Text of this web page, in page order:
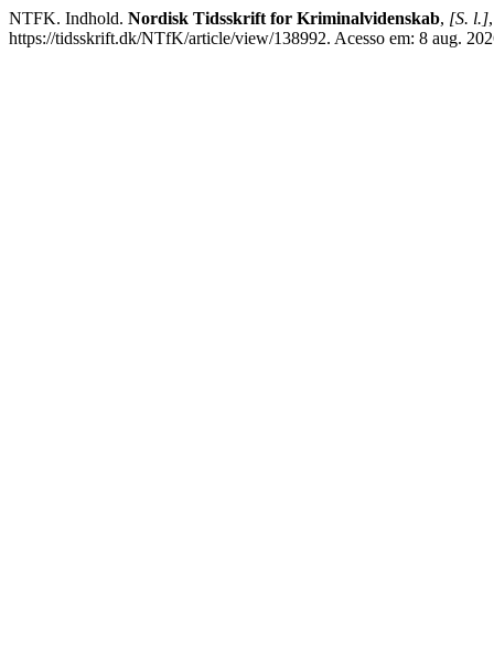
NTFK. Indhold. Nordisk Tidsskrift for Kriminalvidenskab, [S. l.]
https://tidsskrift.dk/NTfK/article/view/138992. Acesso em: 8 aug.